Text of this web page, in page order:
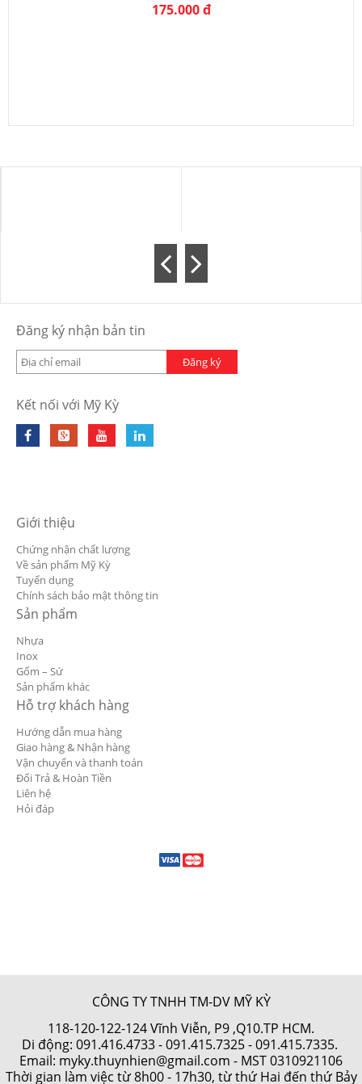
175.000 đ
Đăng ký nhận bản tin
Đăng ký
Kết nối với Mỹ Kỳ
Giới thiệu
Chứng nhận chất lượng
Về sản phẩm Mỹ Kỳ
Tuyển dụng
Chính sách bảo mật thông tin
Sản phẩm
Nhựa
Inox
Gốm – Sứ
Sản phẩm khác
Hỗ trợ khách hàng
Hướng dẫn mua hàng
Giao hàng & Nhận hàng
Vận chuyển và thanh toán
Đổi Trả & Hoàn Tiền
Liên hệ
Hỏi đáp
CÔNG TY TNHH TM-DV MỸ KỲ
118-120-122-124 Vĩnh Viễn, P9 ,Q10.TP HCM.
Di động: 091.416.4733-091.415.7325- 091.415.7335.
Email: myky.thuynhien@gmail.com - MST 0310921106
Thời gian làm việc từ 8h00 - 17h30, từ thứ Hai đến thứ Bảy